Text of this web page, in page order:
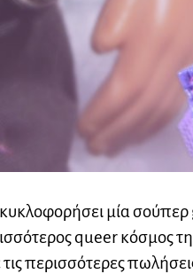
κυκλοφορήσει μία
queer κόσμος
περισσότερες